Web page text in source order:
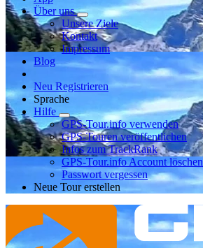
Über uns
Unsere Ziele
Kontakt
Impressum
Blog
Neu Registrieren
Sprache
Hilfe
GPS-Tour.info verwenden
GPS-Touren veröffentlichen
Infos zum TrackRank
GPS-Tour.info Account löschen
Passwort vergessen
Neue Tour erstellen